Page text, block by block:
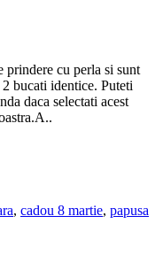
prindere cu perla si sunt
bucati identice. Puteti
daca selectati acest
, cadou 8 martie, papusa